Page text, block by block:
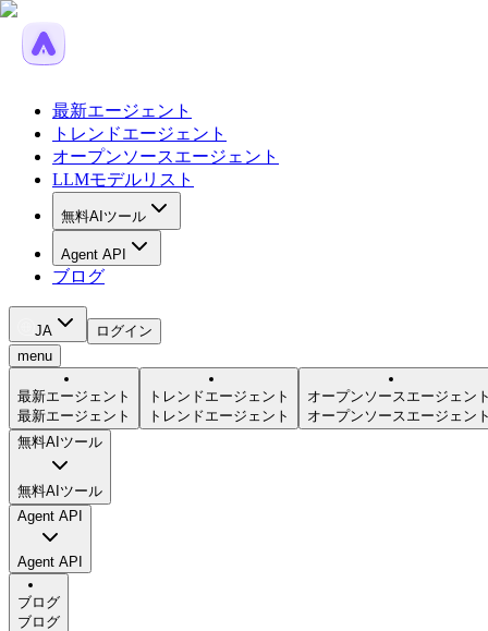
最新エージェント
トレンドエージェント
オープンソースエージェント
LLMモデルリスト
無料AIツール
Agent API
ブログ
JA
ログイン
menu
最新エージェント
最新エージェント
トレンドエージェント
トレンドエージェント
オープンソースエージェント
オープンソースエージェント
無料AIツール
無料AIツール
Agent API
Agent API
ブログ
ブログ